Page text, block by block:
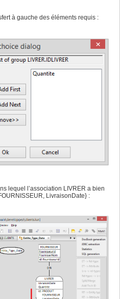
à gauche des éléments requis :
lequel l’association LIVRER a bien
LivraisonDate} :